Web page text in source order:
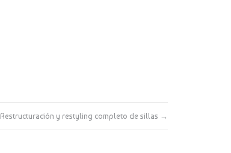
Restructuración y restyling completo de sillas →